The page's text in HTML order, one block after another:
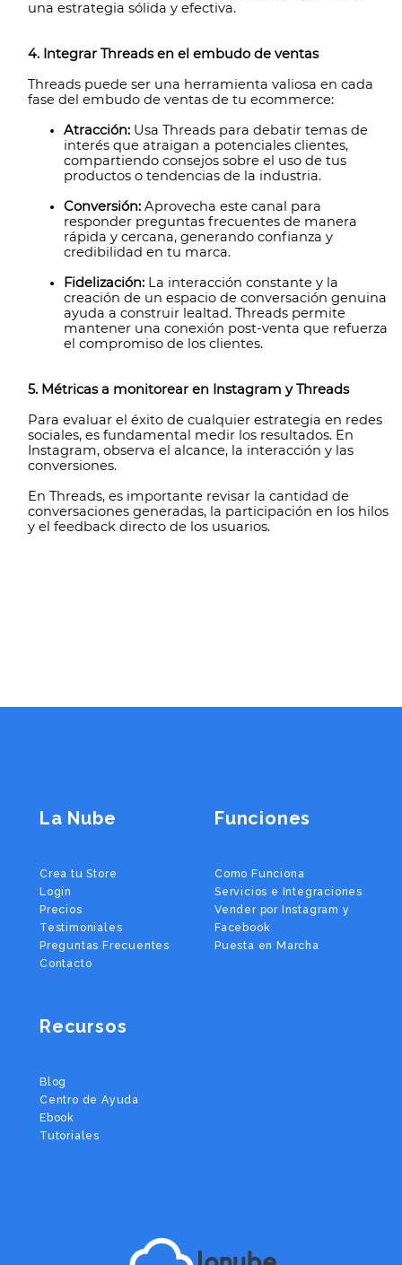
una estrategia sólida y efectiva.
4. Integrar Threads en el embudo de ventas
Threads puede ser una herramienta valiosa en cada
fase del embudo de ventas de tu ecommerce:
Atracción: Usa Threads para debatir temas de
interés que atraigan a potenciales clientes,
compartiendo consejos sobre el uso de tus
productos o tendencias de la industria.
Conversión: Aprovecha este canal para
responder preguntas frecuentes de manera
rápida y cercana, generando confianza y
credibilidad en tu marca.
Fidelización: La interacción constante y la
creación de un espacio de conversación genuina
ayuda a construir lealtad. Threads permite
mantener una conexión post-venta que refuerza
el compromiso de los clientes.
5. Métricas a monitorear en Instagram y Threads
Para evaluar el éxito de cualquier estrategia en redes
sociales, es fundamental medir los resultados. En
Instagram, observa el alcance, la interacción y las
conversiones.
En Threads, es importante revisar la cantidad de
conversaciones generadas, la participación en los hilos
y el feedback directo de los usuarios.
La Nube
Crea tu Store
Login
Precios
Testimoniales
Preguntas Frecuentes
Contacto
Funciones
Como Funciona
Servicios e Integraciones
Vender por Instagram y
Facebook
Puesta en Marcha
Recursos
Blog
Centro de Ayuda
Ebook
Tutoriales